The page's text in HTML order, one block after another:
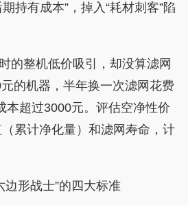
持有成本”，掉入“耗材刺客”陷
的整机低价吸引，却没算滤网
的机器，半年换一次滤网花费
本超过3000元。评估空净性价
累计净化量）和滤网寿命，计
边形战士”的四大标准